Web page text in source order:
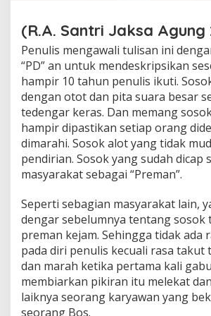
(R.A. Santri Jaksa Agung
Penulis mengawali tulisan ini
“PD” an untuk mendeskripsikan
hampir 10 tahun penulis ikuti.
dengan otot dan pita suara besar
tedengar keras. Dan memang
hampir dipastikan setiap orang
dimarahi. Sosok alot yang tidak
pendirian. Sosok yang sudah dicap
masyarakat sebagai “Preman”.
Seperti sebagian masyarakat lain,
dengar sebelumnya tentang sosok
preman kejam. Sehingga tidak ada
pada diri penulis kecuali rasa takut
dan marah ketika pertama kali
membiarkan pikiran itu melekat
laiknya seorang karyawan yang
seorang Bos.